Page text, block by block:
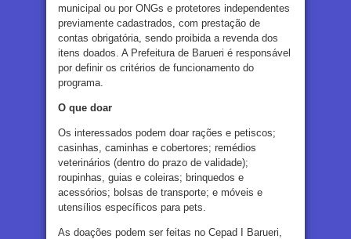
municipal ou por ONGs e protetores independentes
previamente cadastrados, com prestação de
contas obrigatória, sendo proibida a revenda dos
itens doados. A Prefeitura de Barueri é responsável
por definir os critérios de funcionamento do
programa.
O que doar
Os interessados podem doar rações e petiscos;
casinhas, caminhas e cobertores; remédios
veterinários (dentro do prazo de validade);
roupinhas, guias e coleiras; brinquedos e
acessórios; bolsas de transporte; e móveis e
utensílios específicos para pets.
As doações podem ser feitas no Cepad I Barueri,